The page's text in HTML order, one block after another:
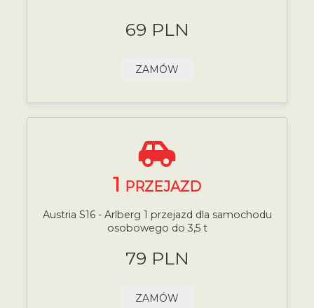
69 PLN
ZAMÓW
1 PRZEJAZD
Austria S16 - Arlberg 1 przejazd dla samochodu
osobowego do 3,5 t
79 PLN
ZAMÓW